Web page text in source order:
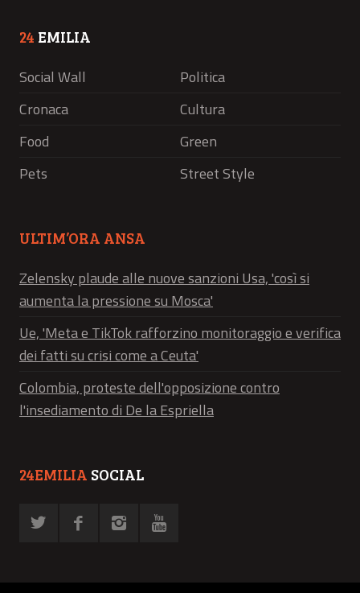
24 EMILIA
Social Wall
Politica
Cronaca
Cultura
Food
Green
Pets
Street Style
ULTIM’ORA ANSA
Zelensky plaude alle nuove sanzioni Usa, 'così si
aumenta la pressione su Mosca'
Ue, 'Meta e TikTok rafforzino monitoraggio e verifica
dei fatti su crisi come a Ceuta'
Colombia, proteste dell'opposizione contro
l'insediamento di De la Espriella
24EMILIA SOCIAL